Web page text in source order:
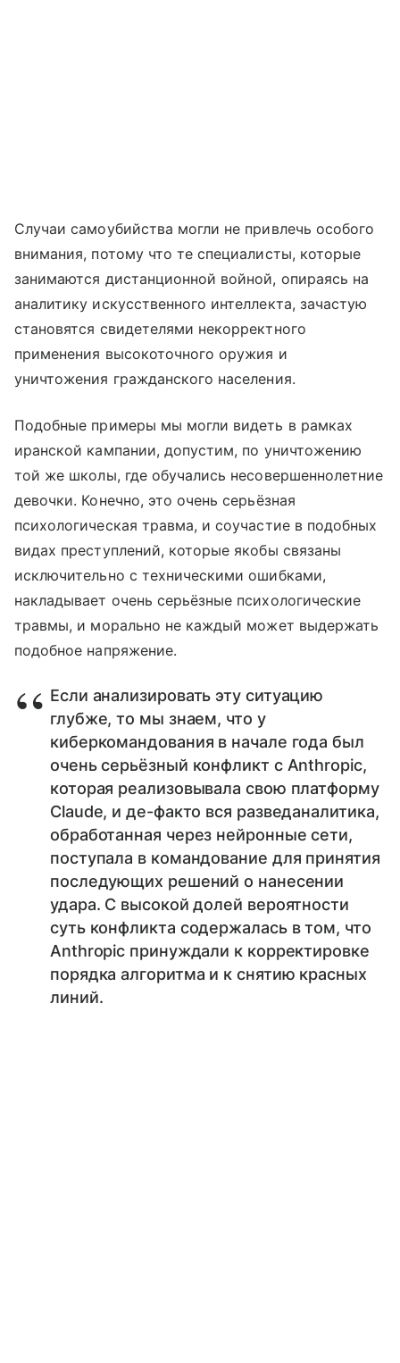
Случаи самоубийства могли не привлечь особого
внимания, потому что те специалисты, которые
занимаются дистанционной войной, опираясь на
аналитику искусственного интеллекта, зачастую
становятся свидетелями некорректного
применения высокоточного оружия и
уничтожения гражданского населения.
Подобные примеры мы могли видеть в рамках
иранской кампании, допустим, по уничтожению
той же школы, где обучались несовершеннолетние
девочки. Конечно, это очень серьёзная
психологическая травма, и соучастие в подобных
видах преступлений, которые якобы связаны
исключительно с техническими ошибками,
накладывает очень серьёзные психологические
травмы, и морально не каждый может выдержать
подобное напряжение.
Если анализировать эту ситуацию
глубже, то мы знаем, что у
киберкомандования в начале года был
очень серьёзный конфликт с Anthropic,
которая реализовывала свою платформу
Claude, и де-факто вся разведаналитика,
обработанная через нейронные сети,
поступала в командование для принятия
последующих решений о нанесении
удара. С высокой долей вероятности
суть конфликта содержалась в том, что
Anthropic принуждали к корректировке
порядка алгоритма и к снятию красных
линий.